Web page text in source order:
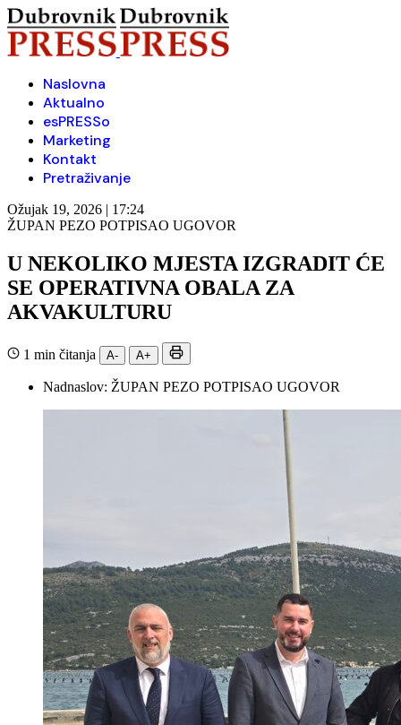
Naslovna
Aktualno
esPRESSo
Marketing
Kontakt
Pretraživanje
Ožujak 19, 2026 | 17:24
ŽUPAN PEZO POTPISAO UGOVOR
U NEKOLIKO MJESTA IZGRADIT ĆE
SE OPERATIVNA OBALA ZA
AKVAKULTURU
1 min čitanja A- A+
Nadnaslov: ŽUPAN PEZO POTPISAO UGOVOR